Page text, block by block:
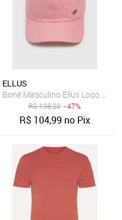
ELLUS
Boné Masculino Ellus Logo
R$198,00 - 47%
R$ 104,99 no Pix